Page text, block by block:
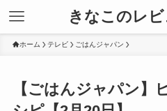
きなこのレ
ホーム テレビ ごはんジャパン
【ごはんジャパン】